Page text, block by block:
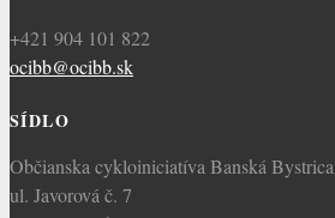
+421 904 101 822
ocibb@ocibb.sk
SÍDLO
Občianska cykloiniciatíva Banská Bystrica
ul. Javorová č. 7